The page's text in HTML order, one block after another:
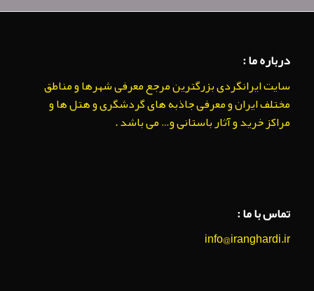
درباره ما :
سایت ایرانگردی بزرگترین مرجع معرفی شهرها و مناطق
مختلف ایران و معرفی جاذبه های گردشگری و هتل ها و
مراکز خرید و آثار باستانی و… می باشد .
تماس با ما :
info@iranghardi.ir